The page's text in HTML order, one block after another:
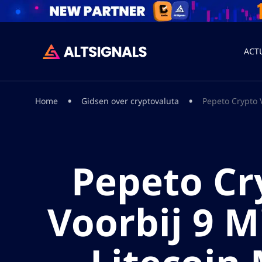
Home • Gidsen over cryptovaluta • Pepeto
Pepeto
Voorbij 9